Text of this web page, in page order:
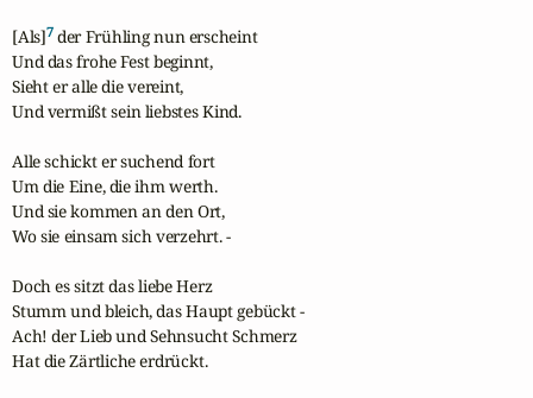
[Als]7 der Frühling nun erscheint
Und das frohe Fest beginnt,
Sieht er alle die vereint,
Und vermißt sein liebstes Kind.
Alle schickt er suchend fort
Um die Eine, die ihm werth.
Und sie kommen an den Ort,
Wo sie einsam sich verzehrt. -
Doch es sitzt das liebe Herz
Stumm und bleich, das Haupt gebückt -
Ach! der Lieb und Sehnsucht Schmerz
Hat die Zärtliche erdrückt.